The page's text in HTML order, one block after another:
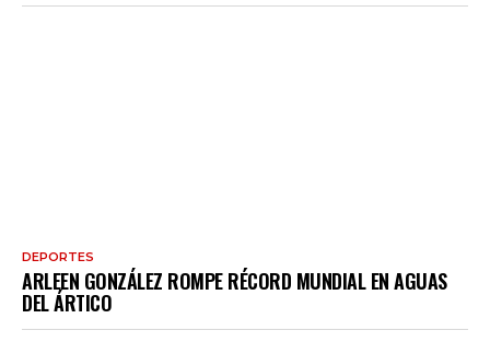
DEPORTES
ARLEEN GONZÁLEZ ROMPE RÉCORD MUNDIAL EN AGUAS
DEL ÁRTICO